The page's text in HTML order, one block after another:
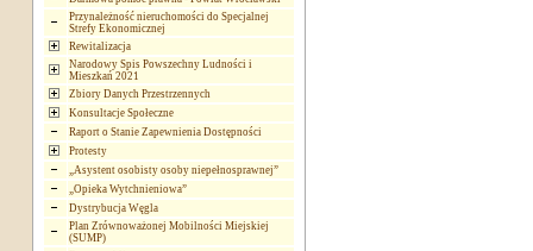
Przynależność nieruchomości do Specjalnej
Strefy Ekonomicznej
Rewitalizacja
Narodowy Spis Powszechny Ludności i
Mieszkań 2021
Zbiory Danych Przestrzennych
Konsultacje Społeczne
Raport o Stanie Zapewnienia Dostępności
Protesty
„Asystent osobisty osoby niepełnosprawnej”
„Opieka Wytchnieniowa”
Dystrybucja Węgla
Plan Zrównoważonej Mobilności Miejskiej
(SUMP)